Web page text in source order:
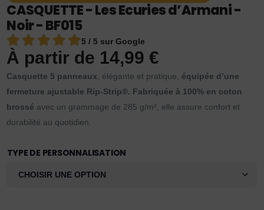
CASQUETTE - Les Ecuries d’Armani -
Noir - BF015
5 / 5 sur Google
À partir de 14,99€
Casquette 5 panneaux , élégante et pratique, équipée d’une
fermeture ajustable Rip-Strip®. Fabriquée à 100% en coton
brossé avec un grammage de 285 g/m², elle assure confort et
durabilité au quotidien.
TYPE DE PERSONNALISATION